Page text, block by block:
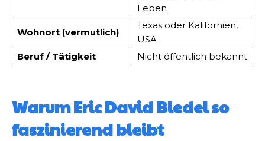
Leben
Wohnort (vermutlich)
Texas oder Kalifornien,
USA
Beruf / Tätigkeit
Nicht öffentlich bekannt
Warum Eric David Bledel so
faszinierend bleibt